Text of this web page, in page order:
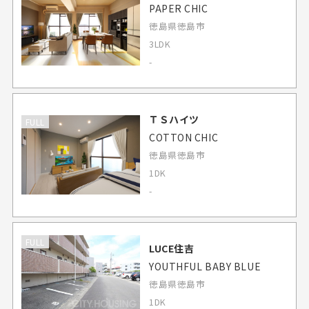
PAPER CHIC
徳島県徳島市
3LDK
-
FULL
ＴＳハイツ
COTTON CHIC
徳島県徳島市
1DK
-
FULL
LUCE住吉
YOUTHFUL BABY BLUE
徳島県徳島市
1DK